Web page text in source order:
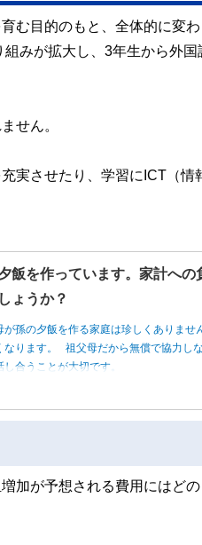
む目的のもと、全体的に変
みが拡大し、3年生から外
せん。
実させたり、学習にICT（情
飯を作っています。家計へ
ょうか？
孫の夕飯を作る家庭は珍しくありま
ります。 祖父母だから無償で協力し
合うことが大切です。
加が予想される費用にはど